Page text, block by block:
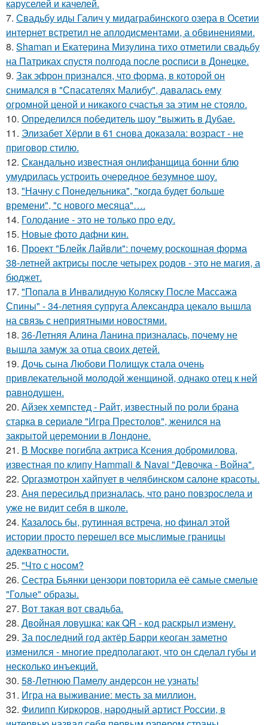
каруселей и качелей.
7. Свадьбу иды Галич у мидаграбинского озера в Осетии
интернет встретил не аплодисментами, а обвинениями.
8. Shaman и Екатерина Мизулина тихо отметили свадьбу
на Патриках спустя полгода после росписи в Донецке.
9. Зак эфрон признался, что форма, в которой он
снимался в "Спасателях Малибу", давалась ему
огромной ценой и никакого счастья за этим не стояло.
10. Определился победитель шоу "выжить в Дубае.
11. Элизабет Хёрли в 61 снова доказала: возраст - не
приговор стилю.
12. Скандально известная онлифанщица бонни блю
умудрилась устроить очередное безумное шоу.
13. "Начну с Понедельника", "когда будет больше
времени", "с нового месяца"….
14. Голодание - это не только про еду.
15. Новые фото дафни кин.
16. Проект "Блейк Лайвли": почему роскошная форма
38-летней актрисы после четырех родов - это не магия, а
бюджет.
17. "Попала в Инвалидную Коляску После Массажа
Спины" - 34-летняя супруга Александра цекало вышла
на связь с неприятными новостями.
18. 36-Летняя Алина Ланина призналась, почему не
вышла замуж за отца своих детей.
19. Дочь сына Любови Полищук стала очень
привлекательной молодой женщиной, однако отец к ней
равнодушен.
20. Айзек хемпстед - Райт, известный по роли брана
старка в сериале "Игра Престолов", женился на
закрытой церемонии в Лондоне.
21. В Москве погибла актриса Ксения добромилова,
известная по клипу Hammali & Navai "Девочка - Война".
22. Оргазмотрон хайпует в челябинском салоне красоты.
23. Аня пересильд призналась, что рано повзрослела и
уже не видит себя в школе.
24. Казалось бы, рутинная встреча, но финал этой
истории просто перешел все мыслимые границы
адекватности.
25. "Что с носом?
26. Сестра Бьянки цензори повторила её самые смелые
"Голые" образы.
27. Вот такая вот свадьба.
28. Двойная ловушка: как QR - код раскрыл измену.
29. За последний год актёр Барри кеоган заметно
изменился - многие предполагают, что он сделал губы и
несколько инъекций.
30. 58-Летнюю Памелу андерсон не узнать!
31. Игра на выживание: месть за миллион.
32. Филипп Киркоров, народный артист России, в